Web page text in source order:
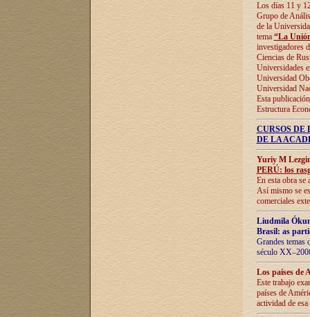
Los días 11 y
Grupo de
de la
tema “La
investigadores
Ciencias de
Universidades
Universidad
Universidad
Esta
Estructura
CURSOS
DE LA
Yuriy M
PERÚ: los
En esta obra se
Así mismo se
comerciales
Liudmila
Brasil: as
Grandes temas
século
Los países de
Este trabajo
países de
actividad de